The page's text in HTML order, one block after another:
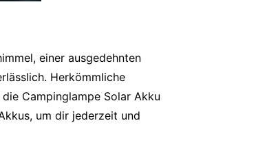
einer ausgedehnten
Herkömmliche
die Campinglampe Solar Akku
um dir jederzeit und